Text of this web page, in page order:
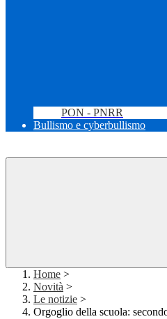
PON - PNRR
Bullismo e cyberbullismo
Home >
Novità >
Le notizie >
Orgoglio della scuola: